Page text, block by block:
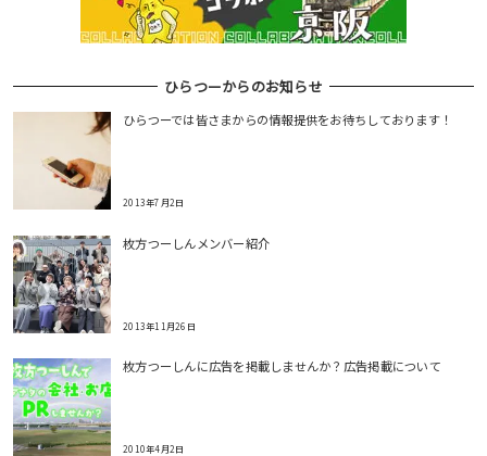
ひらつーからのお知らせ
ひらつーでは皆さまからの情報提供をお待ちしております！
2013年7月2日
枚方つーしんメンバー紹介
2013年11月26日
枚方つーしんに広告を掲載しませんか？広告掲載について
2010年4月2日